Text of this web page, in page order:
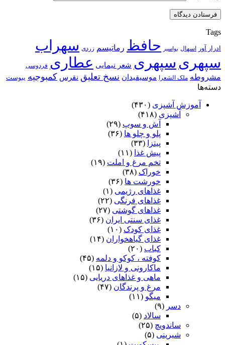
Tags
ادرار آور اسهال بواسیر حافظ رماتیسم زردی سهراب
سپهری سپهری شعر نیمایی عطاری فردوسی
مشروطه ملک الشعرا موسیقیدان نسخ تعلیق نقرس کمبوجیه یبوست
دسته‌ها
آموزش آشپزی (۴۳۰)
آشپزی (۴۱۸)
آش و سوپ (۲۹)
پلو و چلو ها (۳۶)
پیتزا
(۳۳)
پیش غذا (۱۱)
تخم مرغ و املت (۱۹)
خوراک (۳۸)
خورشت ها (۳۶)
غذاهای رژیمی (۱)
غذاهای فرنگی (۲۲)
غذاهای گوشتی (۲۷)
غذای سنتی ایران (۳۶)
غذای کودک (۱۰)
غذای گیاهخواران (۱۴)
کباب (۲۰)
کوفته ، کوکو و دلمه (۴۵)
ماکارونی و لازانیا (۱۵)
ماهی و غذاهای دریایی (۱۵)
مرغ و پرندگان (۴۷)
میگو (۱۱)
دسر (۹)
سالاد (۵)
ساندویچ (۲۵)
شیرینی (۵)